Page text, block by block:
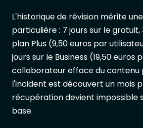
L'historique de révision mérite
particulière : 7 jours sur le gratuit,
plan Plus (9,50 euros par
jours sur le Business (19,50 euros
collaborateur efface du contenu
l'incident est découvert un mois
récupération devient impossible
base.